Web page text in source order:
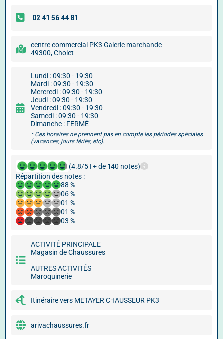
centre commercial PK3 Galerie marchande
49300, Cholet
Lundi : 09:30 - 19:30
Mardi : 09:30 - 19:30
Mercredi : 09:30 - 19:30
Jeudi : 09:30 - 19:30
Vendredi : 09:30 - 19:30
Samedi : 09:30 - 19:30
Dimanche : FERMÉ
* Ces horaires ne prennent pas en compte les périodes spéciales
(vacances, jours fériés, etc).
(4.8/5 | + de 140 notes)
Répartition des notes :
88 %
06 %
01 %
01 %
03 %
ACTIVITÉ PRINCIPALE
Magasin de Chaussures
AUTRES ACTIVITÉS
Maroquinerie
Itinéraire vers METAYER CHAUSSEUR PK3
arivachaussures.fr